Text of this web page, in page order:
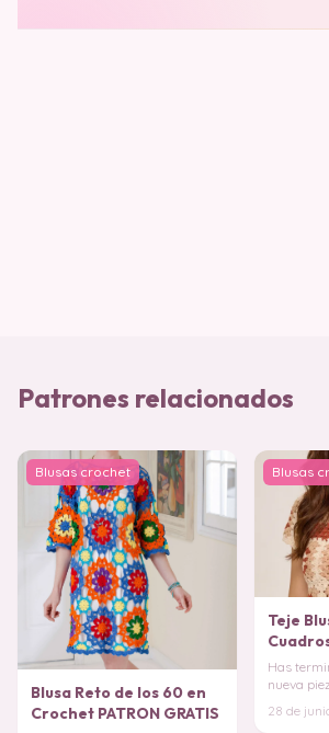
Patrones relacionados
Blusas crochet
Blusa Reto de los 60 en
Crochet PATRON GRATIS
Blusas
Teje
Has
nueva
y prác
28 de